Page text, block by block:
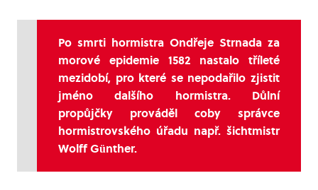
Po smrti hormistra Ondřeje Strnada za
morové epidemie 1582 nastalo tříleté
mezidobí, pro které se nepodařilo zjistit
jméno dalšího hormistra. Důlní
propůjčky prováděl coby správce
hormistrovského úřadu např. šichtmistr
Wolff Günther.